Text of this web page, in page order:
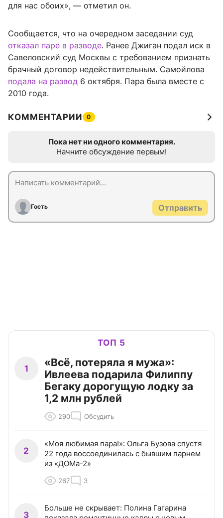
для нас обоих», — отметил он.
Сообщается, что на очередном заседании суд
отказал паре в разводе. Ранее Джиган подал иск в
Савеловский суд Москвы с требованием признать
брачный договор недействительным. Самойлова
подала на развод 6 октября. Пара была вместе с
2010 года.
КОММЕНТАРИИ 0
Пока нет ни одного комментария.
Начните обсуждение первым!
Гость Отправить
ТОП 5
1
«Всё, потеряла я мужа»:
Ивлеева подарила Филиппу
Бегаку дорогущую лодку за
1,2 млн рублей
290 Обсудить
2
«Моя любимая пара!»: Ольга Бузова спустя
22 года воссоединилась с бывшим парнем
из «ДОМа-2»
267 3
3
Больше не скрывает: Полина Гагарина